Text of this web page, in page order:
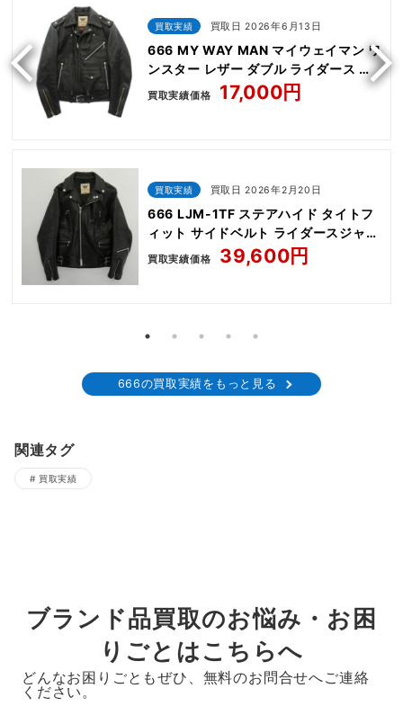
買取実績 買取日 2026年6月13日
666 MY WAY MAN マイウェイマン ワ
ンスター レザー ダブル ライダース ジ
ャケット
買取実績価格 17,000円
買取実績 買取日 2026年2月20日
666 LJM-1TF ステアハイド タイトフ
ィット サイドベルト ライダースジャケ
ット
買取実績価格 39,600円
666の買取実績をもっと見る
関連タグ
買取実績
ブランド品買取のお悩み・お困
りごとはこちらへ
どんなお困りごともぜひ、無料のお問合せへご連絡
ください。